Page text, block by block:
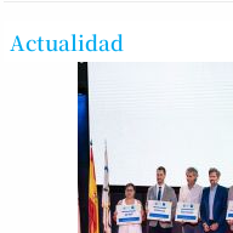
Actualidad